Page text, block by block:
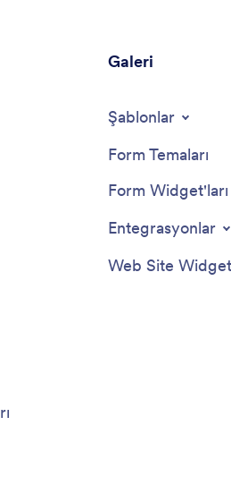
Galeri
Şablonlar
Form Temaları
Form Widget'ları
Entegrasyonlar
Web Site